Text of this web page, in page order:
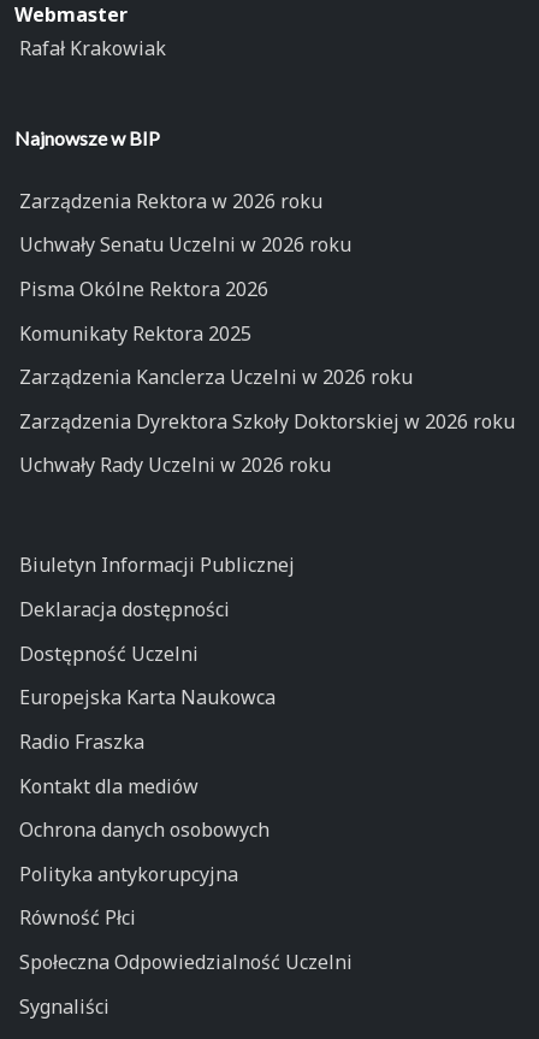
Webmaster
Rafał Krakowiak
Najnowsze w BIP
Zarządzenia Rektora w 2026 roku
Uchwały Senatu Uczelni w 2026 roku
Pisma Okólne Rektora 2026
Komunikaty Rektora 2025
Zarządzenia Kanclerza Uczelni w 2026 roku
Zarządzenia Dyrektora Szkoły Doktorskiej w 2026 roku
Uchwały Rady Uczelni w 2026 roku
Biuletyn Informacji Publicznej
Deklaracja dostępności
Dostępność Uczelni
Europejska Karta Naukowca
Radio Fraszka
Kontakt dla mediów
Ochrona danych osobowych
Polityka antykorupcyjna
Równość Płci
Społeczna Odpowiedzialność Uczelni
Sygnaliści